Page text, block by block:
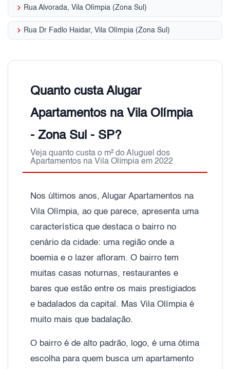
keyboard_arrow_right Rua Alvorada, Vila Olímpia (Zona Sul)
keyboard_arrow_right Rua Dr Fadlo Haidar, Vila Olímpia (Zona Sul)
Quanto custa Alugar
Apartamentos na Vila Olímpia
- Zona Sul - SP?
Veja quanto custa o m² do Aluguel dos
Apartamentos na Vila Olímpia em 2022
Nos últimos anos, Alugar Apartamentos na
Vila Olímpia, ao que parece, apresenta uma
característica que destaca o bairro no
cenário da cidade: uma região onde a
boemia e o lazer afloram. O bairro tem
muitas casas noturnas, restaurantes e
bares que estão entre os mais prestigiados
e badalados da capital. Mas Vila Olímpia é
muito mais que badalação.
O bairro é de alto padrão, logo, é uma ótima
escolha para quem busca um apartamento